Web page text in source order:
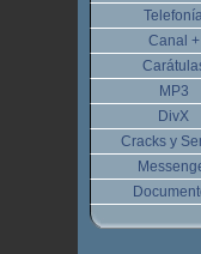
Canal +
MP3
DivX
Cracks y